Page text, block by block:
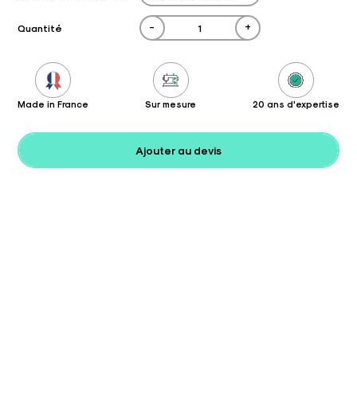
Quantité - +
Made in France Sur mesure 20 ans d'expertise
Ajouter au devis